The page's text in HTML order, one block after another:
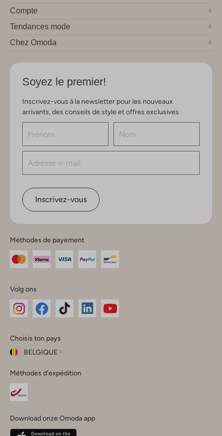
Compte
Tendances mode
Chez Omoda
Soyez le premier!
Inscrivez-vous à la newsletter pour les nouveaux
arrivants, des conseils de style et offres exclusives
Inscrivez-vous
Méthodes de payement
Volg ons
Instagram
Facebook
TikTok
Choisis ton pays
BELGIQUE
ton
pays
Fermer
Belgique(Français)
Méthodes d'expédition
Download onze Omoda app